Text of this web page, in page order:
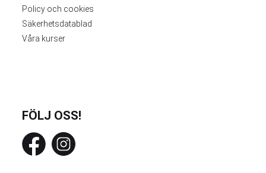
Policy och cookies
Säkerhetsdatablad
Våra kurser
FÖLJ OSS!